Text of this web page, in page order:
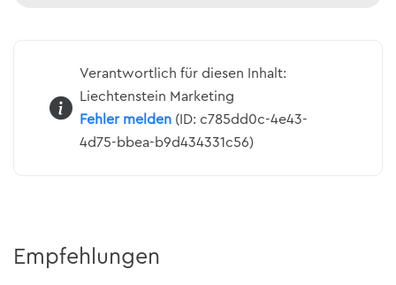
Verantwortlich für diesen Inhalt:
Liechtenstein Marketing
Fehler melden (ID: c785dd0c-4e43-
4d75-bbea-b9d434331c56)
Empfehlungen